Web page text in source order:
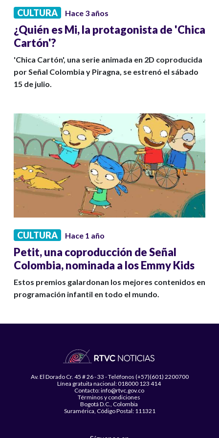
CULTURA Hace 3 años
¿Quién es Mi, la protagonista de 'Chica
Cartón'?
'Chica Cartón', una serie animada en 2D coproducida
por Señal Colombia y Piragna, se estrenó el sábado
15 de julio.
CULTURA Hace 1 año
Petit, una coproducción de Señal
Colombia, nominada a los Emmy Kids
Estos premios galardonan los mejores contenidos en
programación infantil en todo el mundo.
Av. El Dorado Cr. 45 # 26 - 33 - Teléfonos (+57)(601) 2200700
Línea gratuita nacional: 018000 123 414
Contacto: info@rtvc.gov.co
Términos y condiciones
Bogotá D.C., Colombia
Suramérica, Código Postal: 111321